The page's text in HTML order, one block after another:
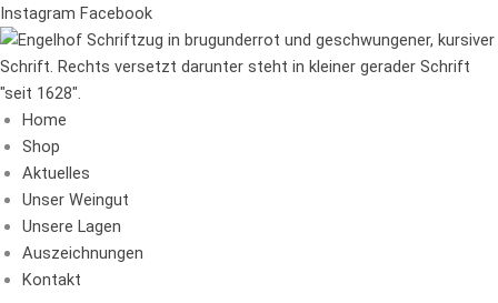
Zum
Inhalt
springen
Instagram Facebook
Home
Shop
Aktuelles
Unser Weingut
Unsere Lagen
Auszeichnungen
Kontakt
Suchen